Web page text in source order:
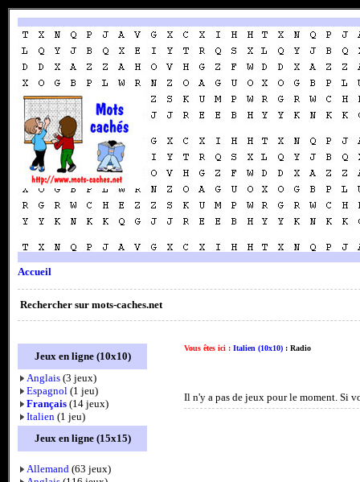
Accueil
Rechercher sur mots-caches.net
Jeux en ligne (10x10)
Anglais (3 jeux)
Espagnol (1 jeu)
Français (14 jeux)
Italien (1 jeu)
Jeux en ligne (15x15)
Allemand (63 jeux)
Vous êtes ici : Italien (10x10) : Radio
Il n'y a pas de jeux pour le moment. Si